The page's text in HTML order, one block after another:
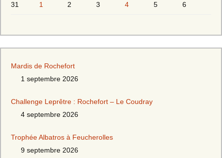
31 1 2 3 4 5 6
Mardis de Rochefort
1 septembre 2026
Challenge Leprêtre : Rochefort – Le Coudray
4 septembre 2026
Trophée Albatros à Feucherolles
9 septembre 2026